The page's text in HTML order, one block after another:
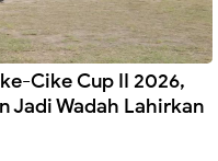
Cike Cup II 2026,
Jadi Wadah Lahirkan